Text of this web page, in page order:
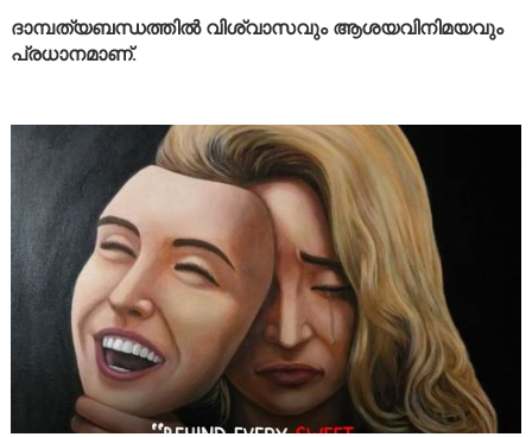
ദാമ്പത്യബന്ധത്തിൽ വിശ്വാസവും ആശയവിനിമയവും
പ്രധാനമാണ്.